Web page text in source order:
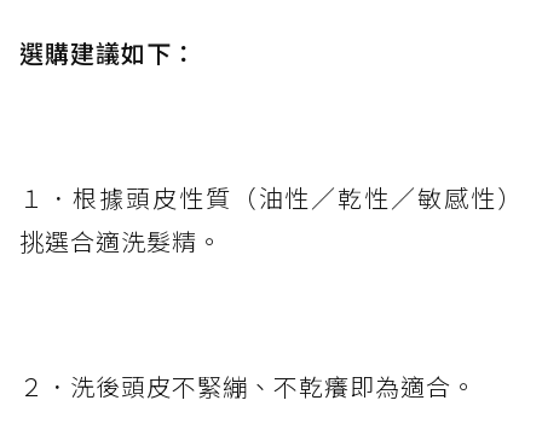
選購建議如下：
１．根據頭皮性質（油性／乾性／敏感性）
挑選合適洗髮精。
２．洗後頭皮不緊繃、不乾癢即為適合。